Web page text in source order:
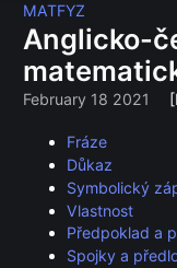
MATFYZ
Anglicko-
February 18 2021
Fráze
Důkaz
Symbolický
Vlastnost
Předpoklad a
Spojky a